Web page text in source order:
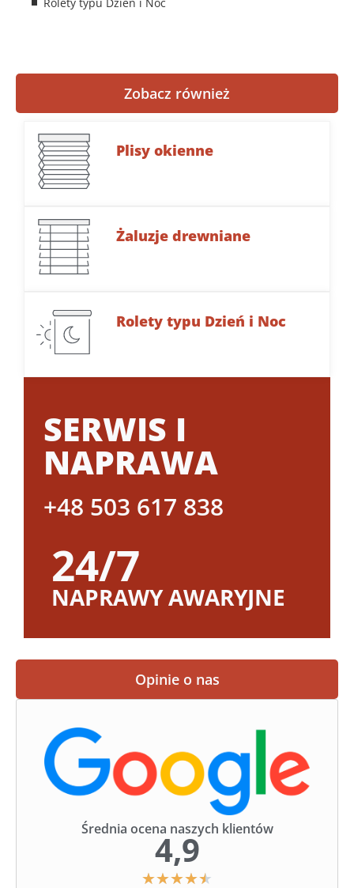
Zobacz również
Plisy okienne
Żaluzje drewniane
Rolety typu Dzień i Noc
SERWIS I
NAPRAWA
+48 503 617 838
24/7
NAPRAWY AWARYJNE
Opinie o nas
Średnia ocena naszych klientów
4,9
★★★★★